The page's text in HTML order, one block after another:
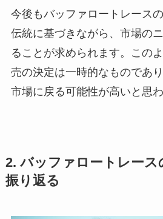
今後もバッファロートレース
伝統に基づきながら、市場の
ることが求められます。この
売の決定は一時的なものであ
市場に戻る可能性が高いと思わ
2. バッファロートレース
振り返る